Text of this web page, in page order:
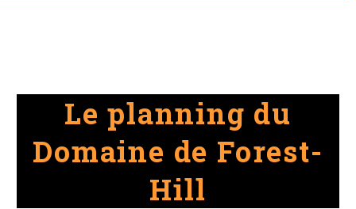
Le planning du
Domaine de Forest-
Hill